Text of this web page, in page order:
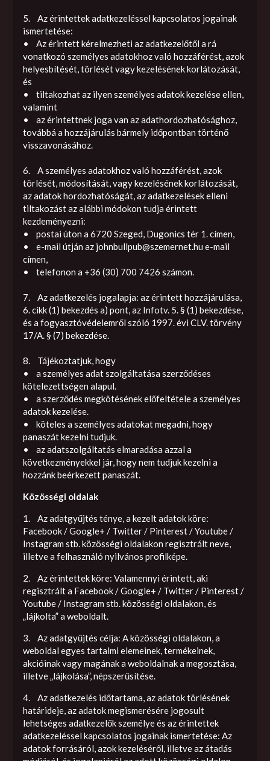
5. Az érintettek adatkezeléssel kapcsolatos jogainak
ismertetése:
• Az érintett kérelmezheti az adatkezelőtől a rá
vonatkozó személyes adatokhoz való hozzáférést, azok
helyesbítését, törlését vagy kezelésének korlátozását,
és
• tiltakozhat az ilyen személyes adatok kezelése ellen,
valamint
• az érintettnek joga van az adathordozhatósághoz,
továbbá a hozzájárulás bármely időpontban történő
visszavonásához.
6. A személyes adatokhoz való hozzáférést, azok
törlését, módosítását, vagy kezelésének korlátozását,
az adatok hordozhatóságát, az adatkezelések elleni
tiltakozást az alábbi módokon tudja érintett
kezdeményezni:
• postai úton a 6720 Szeged, Dugonics tér 1. címen,
• e-mail útján az johnbullpub@szemernet.hu e-mail
címen,
• telefonon a +36 (30) 700 7426 számon.
7. Az adatkezelés jogalapja: az érintett hozzájárulása,
6. cikk (1) bekezdés a) pont, az Infotv. 5. § (1) bekezdése,
és a fogyasztóvédelemről szóló 1997. évi CLV. törvény
17/A. § (7) bekezdése.
8. Tájékoztatjuk, hogy
• a személyes adat szolgáltatása szerződéses
kötelezettségen alapul.
• a szerződés megkötésének előfeltétele a személyes
adatok kezelése.
• köteles a személyes adatokat megadni, hogy
panaszát kezelni tudjuk.
• az adatszolgáltatás elmaradása azzal a
következményekkel jár, hogy nem tudjuk kezelni a
hozzánk beérkezett panaszát.
Közösségi oldalak
1. Az adatgyűjtés ténye, a kezelt adatok köre:
Facebook / Google+ / Twitter / Pinterest / Youtube /
Instagram stb. közösségi oldalakon regisztrált neve,
illetve a felhasználó nyilvános profilképe.
2. Az érintettek köre: Valamennyi érintett, aki
regisztrált a Facebook / Google+ / Twitter / Pinterest /
Youtube / Instagram stb. közösségi oldalakon, és
„lájkolta” a weboldalt.
3. Az adatgyűjtés célja: A közösségi oldalakon, a
weboldal egyes tartalmi elemeinek, termékeinek,
akcióinak vagy magának a weboldalnak a megosztása,
illetve „lájkolása”, népszerűsítése.
4. Az adatkezelés időtartama, az adatok törlésének
határideje, az adatok megismerésére jogosult
lehetséges adatkezelők személye és az érintettek
adatkezeléssel kapcsolatos jogainak ismertetése: Az
adatok forrásáról, azok kezeléséről, illetve az átadás